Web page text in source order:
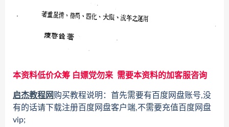
本资料低价众筹 白嫖党勿来 需要本资料的加客服咨询
启杰教程网购买教程说明：首先需要有百度网盘账号,没
有的话请下载注册百度网盘客户端,不需要充值百度网盘
vip;